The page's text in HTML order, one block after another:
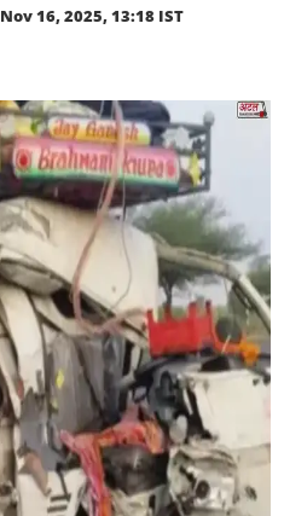
Nov 16, 2025, 13:18 IST